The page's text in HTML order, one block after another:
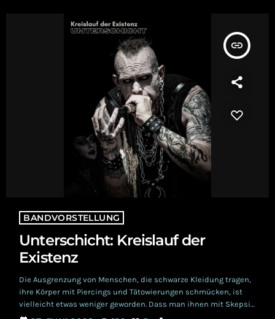
insert_link
BANDVORSTELLUNG
Unterschicht: Kreislauf der
Existenz
Die Ausgrenzung von Menschen, die schwarze Kleidung tragen,
ihre Körper mit Piercings und Tätowierungen schmücken, ist
vielleicht etwas weniger geworden. Dass man ihnen mit Skepsis
gegenübertritt, ist oft geblieben. Die Band Unterschicht nennt